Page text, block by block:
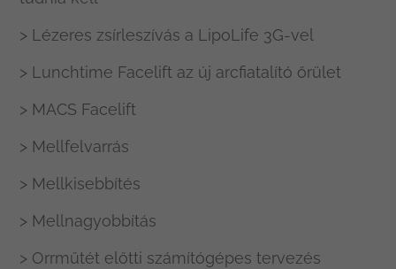
> Lézeres zsírleszívás a LipoLife 3G-vel
> Lunchtime Facelift az új arcfiatalító őrület
> MACS Facelift
> Mellfelvarrás
> Mellkisebbítés
> Mellnagyobbítás
> Orrműtét előtti számítógépes tervezés